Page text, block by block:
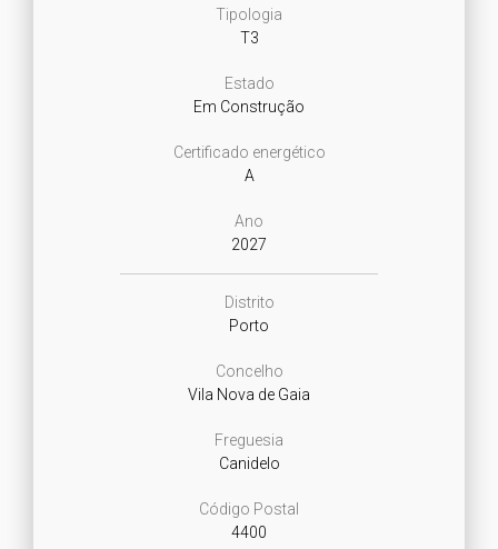
Tipologia
T3
Estado
Em Construção
Certificado energético
A
Ano
2027
Distrito
Porto
Concelho
Vila Nova de Gaia
Freguesia
Canidelo
Código Postal
4400